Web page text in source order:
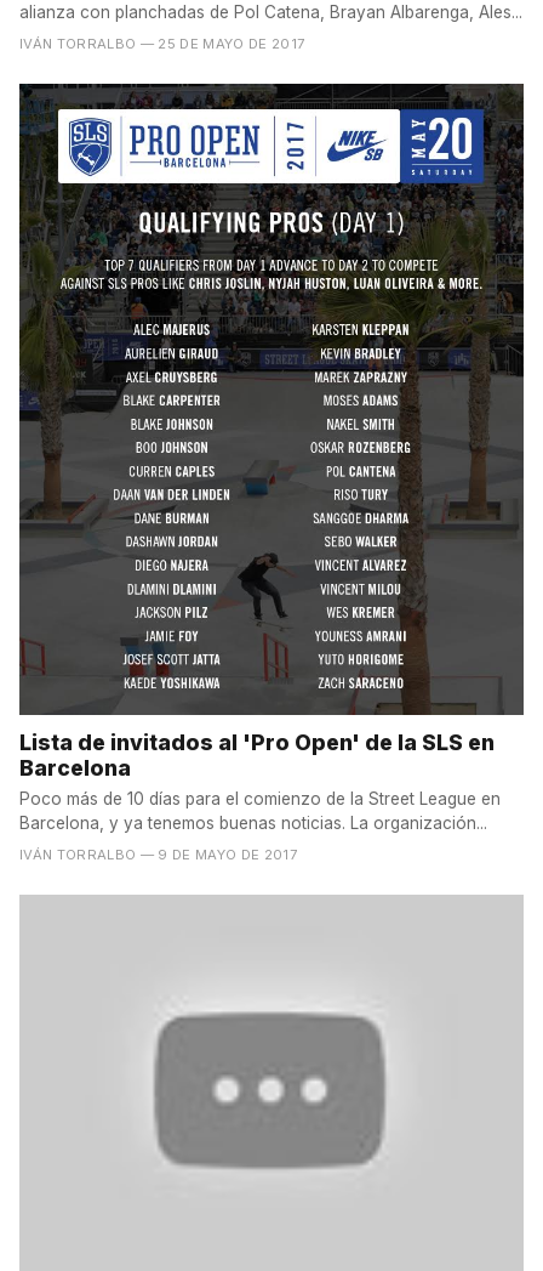
alianza con planchadas de Pol Catena, Brayan Albarenga, Ales...
IVÁN TORRALBO — 25 DE MAYO DE 2017
Lista de invitados al 'Pro Open' de la SLS en
Barcelona
Poco más de 10 días para el comienzo de la Street League en
Barcelona, y ya tenemos buenas noticias. La organización...
IVÁN TORRALBO — 9 DE MAYO DE 2017